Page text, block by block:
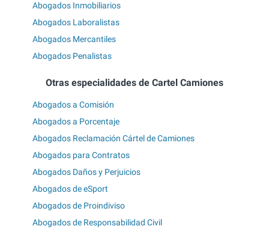
Abogados Inmobiliarios
Abogados Laboralistas
Abogados Mercantiles
Abogados Penalistas
Otras especialidades de Cartel Camiones
Abogados a Comisión
Abogados a Porcentaje
Abogados Reclamación Cártel de Camiones
Abogados para Contratos
Abogados Daños y Perjuicios
Abogados de eSport
Abogados de Proindiviso
Abogados de Responsabilidad Civil